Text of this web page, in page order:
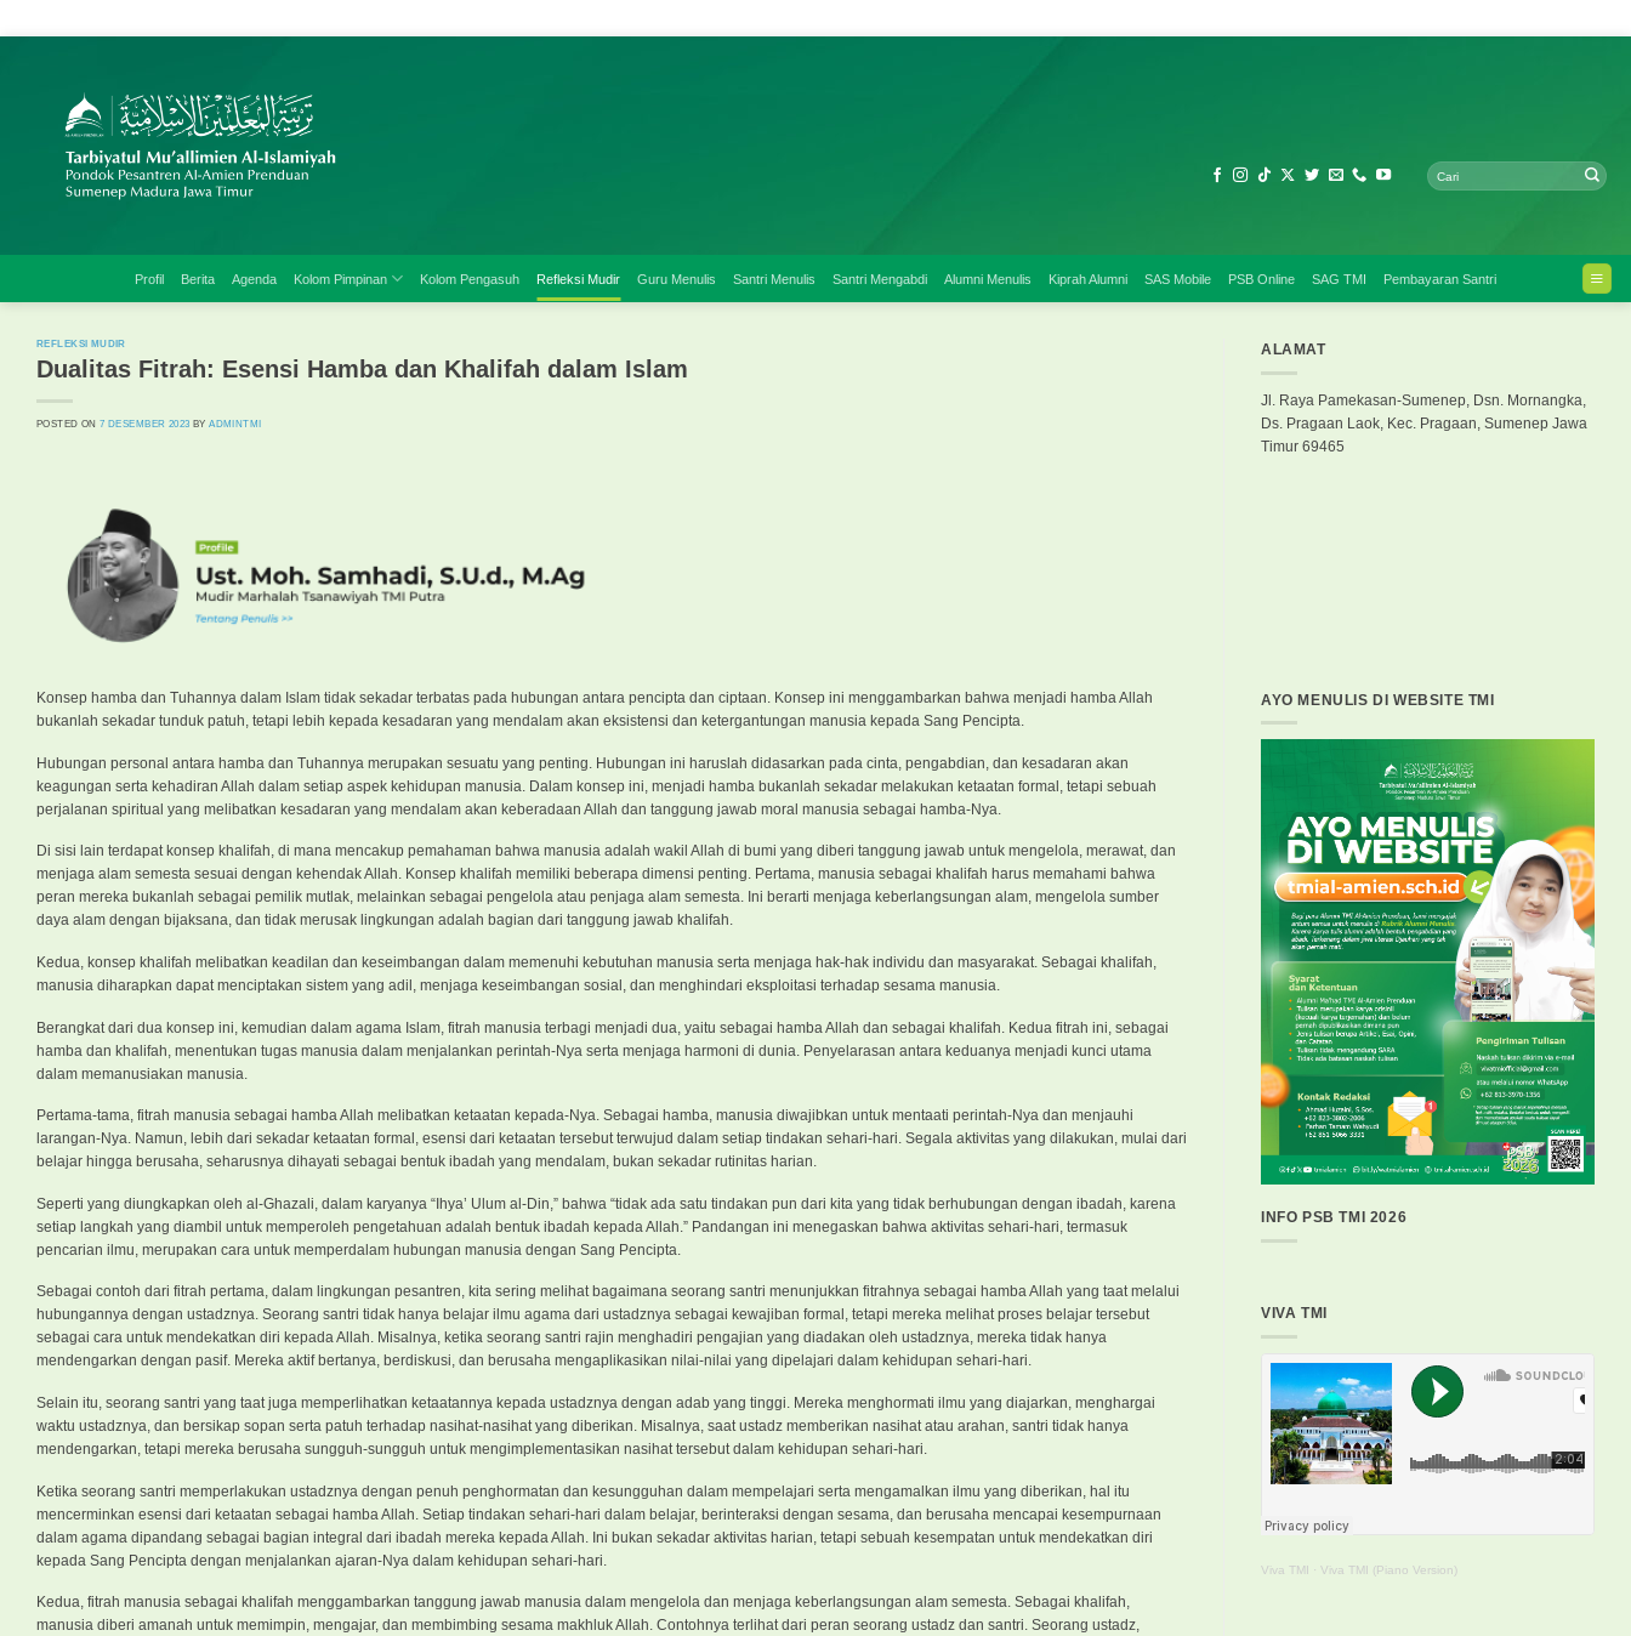
Profil Berita Agenda Kolom Pimpinan Kolom Pengasuh Refleksi Mudir Guru Menulis Santri Menulis Santri Mengabdi Alumni Menulis Kiprah Alumni SAS Mobile PSB Online SAG TMI Pembayaran Santri
REFLEKSI MUDIR
Dualitas Fitrah: Esensi Hamba dan Khalifah dalam Islam
POSTED ON7 DESEMBER 2023 BYADMINTMI
Konsep hamba dan Tuhannya dalam Islam tidak sekadar terbatas pada hubungan antara pencipta dan ciptaan. Konsep ini menggambarkan bahwa menjadi hamba Allah
bukanlah sekadar tunduk patuh, tetapi lebih kepada kesadaran yang mendalam akan eksistensi dan ketergantungan manusia kepada Sang Pencipta.
Hubungan personal antara hamba dan Tuhannya merupakan sesuatu yang penting. Hubungan ini haruslah didasarkan pada cinta, pengabdian, dan kesadaran akan
keagungan serta kehadiran Allah dalam setiap aspek kehidupan manusia. Dalam konsep ini, menjadi hamba bukanlah sekadar melakukan ketaatan formal, tetapi sebuah
perjalanan spiritual yang melibatkan kesadaran yang mendalam akan keberadaan Allah dan tanggung jawab moral manusia sebagai hamba-Nya.
Di sisi lain terdapat konsep khalifah, di mana mencakup pemahaman bahwa manusia adalah wakil Allah di bumi yang diberi tanggung jawab untuk mengelola, merawat, dan
menjaga alam semesta sesuai dengan kehendak Allah. Konsep khalifah memiliki beberapa dimensi penting. Pertama, manusia sebagai khalifah harus memahami bahwa
peran mereka bukanlah sebagai pemilik mutlak, melainkan sebagai pengelola atau penjaga alam semesta. Ini berarti menjaga keberlangsungan alam, mengelola sumber
daya alam dengan bijaksana, dan tidak merusak lingkungan adalah bagian dari tanggung jawab khalifah.
Kedua, konsep khalifah melibatkan keadilan dan keseimbangan dalam memenuhi kebutuhan manusia serta menjaga hak-hak individu dan masyarakat. Sebagai khalifah,
manusia diharapkan dapat menciptakan sistem yang adil, menjaga keseimbangan sosial, dan menghindari eksploitasi terhadap sesama manusia.
Berangkat dari dua konsep ini, kemudian dalam agama Islam, fitrah manusia terbagi menjadi dua, yaitu sebagai hamba Allah dan sebagai khalifah. Kedua fitrah ini, sebagai
hamba dan khalifah, menentukan tugas manusia dalam menjalankan perintah-Nya serta menjaga harmoni di dunia. Penyelarasan antara keduanya menjadi kunci utama
dalam memanusiakan manusia.
Pertama-tama, fitrah manusia sebagai hamba Allah melibatkan ketaatan kepada-Nya. Sebagai hamba, manusia diwajibkan untuk mentaati perintah-Nya dan menjauhi
larangan-Nya. Namun, lebih dari sekadar ketaatan formal, esensi dari ketaatan tersebut terwujud dalam setiap tindakan sehari-hari. Segala aktivitas yang dilakukan, mulai dari
belajar hingga berusaha, seharusnya dihayati sebagai bentuk ibadah yang mendalam, bukan sekadar rutinitas harian.
Seperti yang diungkapkan oleh al-Ghazali, dalam karyanya “Ihya’ Ulum al-Din,” bahwa “tidak ada satu tindakan pun dari kita yang tidak berhubungan dengan ibadah, karena
setiap langkah yang diambil untuk memperoleh pengetahuan adalah bentuk ibadah kepada Allah.” Pandangan ini menegaskan bahwa aktivitas sehari-hari, termasuk
pencarian ilmu, merupakan cara untuk memperdalam hubungan manusia dengan Sang Pencipta.
Sebagai contoh dari fitrah pertama, dalam lingkungan pesantren, kita sering melihat bagaimana seorang santri menunjukkan fitrahnya sebagai hamba Allah yang taat melalui
hubungannya dengan ustadznya. Seorang santri tidak hanya belajar ilmu agama dari ustadznya sebagai kewajiban formal, tetapi mereka melihat proses belajar tersebut
sebagai cara untuk mendekatkan diri kepada Allah. Misalnya, ketika seorang santri rajin menghadiri pengajian yang diadakan oleh ustadznya, mereka tidak hanya
mendengarkan dengan pasif. Mereka aktif bertanya, berdiskusi, dan berusaha mengaplikasikan nilai-nilai yang dipelajari dalam kehidupan sehari-hari.
Selain itu, seorang santri yang taat juga memperlihatkan ketaatannya kepada ustadznya dengan adab yang tinggi. Mereka menghormati ilmu yang diajarkan, menghargai
waktu ustadznya, dan bersikap sopan serta patuh terhadap nasihat-nasihat yang diberikan. Misalnya, saat ustadz memberikan nasihat atau arahan, santri tidak hanya
mendengarkan, tetapi mereka berusaha sungguh-sungguh untuk mengimplementasikan nasihat tersebut dalam kehidupan sehari-hari.
Ketika seorang santri memperlakukan ustadznya dengan penuh penghormatan dan kesungguhan dalam mempelajari serta mengamalkan ilmu yang diberikan, hal itu
mencerminkan esensi dari ketaatan sebagai hamba Allah. Setiap tindakan sehari-hari dalam belajar, berinteraksi dengan sesama, dan berusaha mencapai kesempurnaan
dalam agama dipandang sebagai bagian integral dari ibadah mereka kepada Allah. Ini bukan sekadar aktivitas harian, tetapi sebuah kesempatan untuk mendekatkan diri
kepada Sang Pencipta dengan menjalankan ajaran-Nya dalam kehidupan sehari-hari.
Kedua, fitrah manusia sebagai khalifah menggambarkan tanggung jawab manusia dalam mengelola dan menjaga keberlangsungan alam semesta. Sebagai khalifah,
manusia diberi amanah untuk memimpin, mengajar, dan membimbing sesama makhluk Allah. Contohnya terlihat dari peran seorang ustadz dan santri. Seorang ustadz,
ALAMAT
Jl. Raya Pamekasan-Sumenep, Dsn. Mornangka,
Ds. Pragaan Laok, Kec. Pragaan, Sumenep Jawa
Timur 69465
AYO MENULIS DI WEBSITE TMI
INFO PSB TMI 2026
VIVA TMI
Viva TMI · Viva TMI (Piano Version)